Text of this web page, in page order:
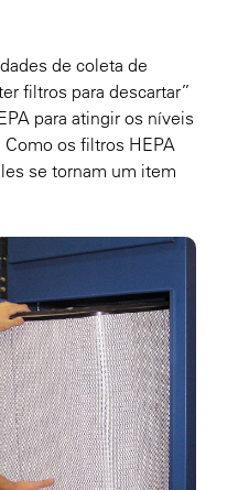
de coleta de
filtros para descartar”
para atingir os níveis
os filtros HEPA
se tornam um item